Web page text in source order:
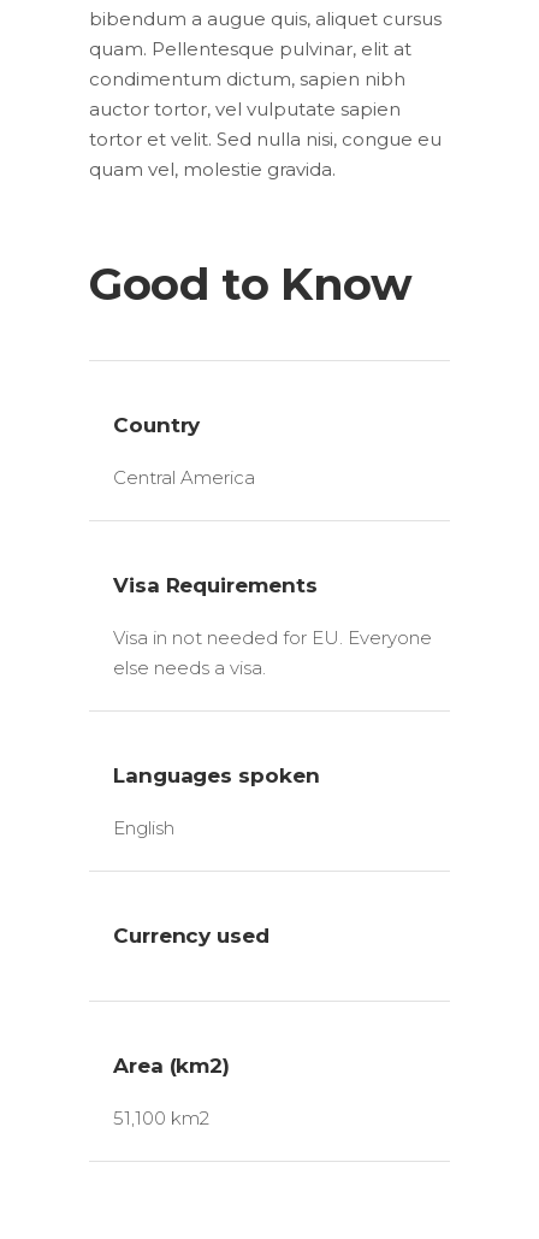
bibendum a augue quis, aliquet cursus
quam. Pellentesque pulvinar, elit at
condimentum dictum, sapien nibh
auctor tortor, vel vulputate sapien
tortor et velit. Sed nulla nisi, congue eu
quam vel, molestie gravida.
Good to Know
Country
Central America
Visa Requirements
Visa in not needed for EU. Everyone
else needs a visa.
Languages spoken
English
Currency used
Area (km2)
51,100 km2